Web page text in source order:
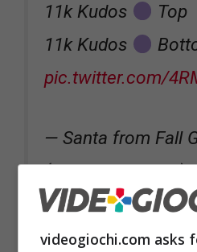
11k Kudos
Top
11k Kudos
pic.twitter.com/
— Santa from Fall
(@FallGuysGame)
2021
videogiochi.com asks